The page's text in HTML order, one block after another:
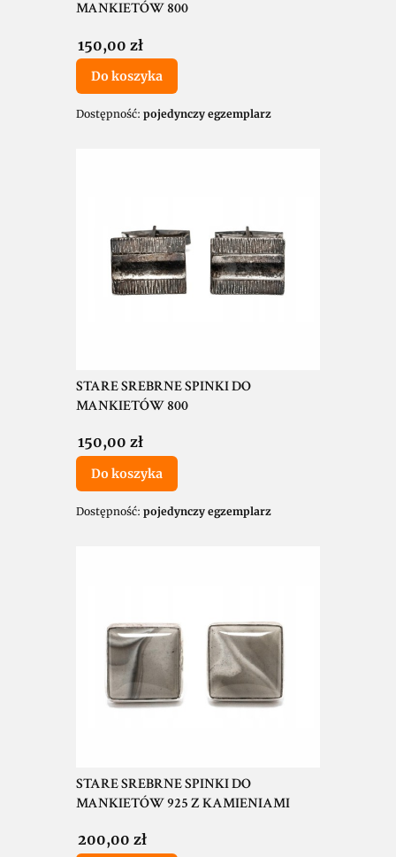
MANKIETÓW 800
Cena
150,00 zł
Do koszyka
Dostępność: pojedynczy egzemplarz
STARE SREBRNE SPINKI DO
MANKIETÓW 800
Cena
150,00 zł
Do koszyka
Dostępność: pojedynczy egzemplarz
STARE SREBRNE SPINKI DO
MANKIETÓW 925 Z KAMIENIAMI
Cena
200,00 zł